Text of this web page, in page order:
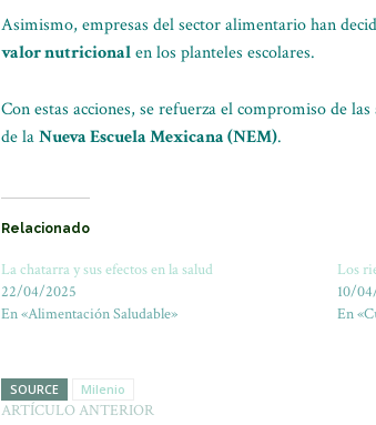
Asimismo, empresas del sector alimentario han
valor nutricionalen los planteles escolares.
Con estas acciones, se refuerza el compromiso de
de laNueva Escuela Mexicana (NEM).
Relacionado
La chatarra y sus efectos en la salud
22/04/2025
En «Alimentación Saludable»
Los
10/
En
SOURCE Milenio
ARTÍCULO ANTERIOR